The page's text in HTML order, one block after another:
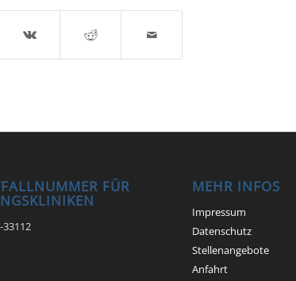
FÜR
33112
MEHR INFOS
Impressum
Datenschutz
Stellenangebote
Anfahrt